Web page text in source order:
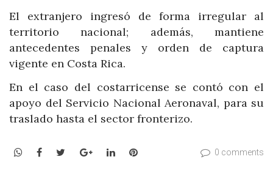
El extranjero ingresó de forma irregular al
territorio nacional; además, mantiene
antecedentes penales y orden de captura
vigente en Costa Rica.
En el caso del costarricense se contó con el
apoyo del Servicio Nacional Aeronaval, para su
traslado hasta el sector fronterizo.
WhatsApp
Facebook
TwitterGoogle+LinkedInPinterest 0 comments